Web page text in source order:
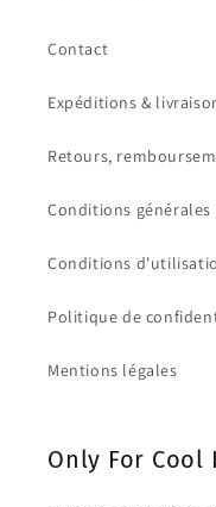
Contact
Expéditions &
Retours,
Conditions générales
Conditions
Politique de
Mentions légales
Only For Cool